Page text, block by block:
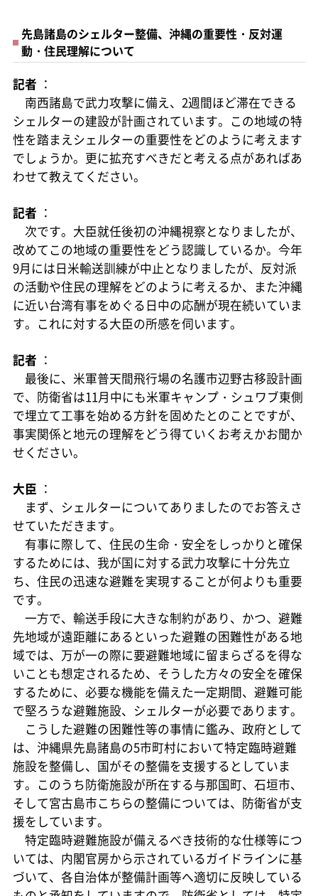
先島諸島のシェルター整備、沖縄の重要性・反対運
動・住民理解について
記者 ：
南西諸島で武力攻撃に備え、2週間ほど滞在できる
シェルターの建設が計画されています。この地域の特
性を踏まえシェルターの重要性をどのように考えます
でしょうか。更に拡充すべきだと考える点があればあ
わせて教えてください。
記者 ：
次です。大臣就任後初の沖縄視察となりましたが、
改めてこの地域の重要性をどう認識しているか。今年
9月には日米輸送訓練が中止となりましたが、反対派
の活動や住民の理解をどのように考えるか、また沖縄
に近い台湾有事をめぐる日中の応酬が現在続いていま
す。これに対する大臣の所感を伺います。
記者 ：
最後に、米軍普天間飛行場の名護市辺野古移設計画
で、防衛省は11月中にも米軍キャンプ・シュワブ東側
で埋立て工事を始める方針を固めたとのことですが、
事実関係と地元の理解をどう得ていくお考えかお聞か
せください。
大臣 ：
まず、シェルターについてありましたのでお答えさ
せていただきます。
有事に際して、住民の生命・安全をしっかりと確保
するためには、我が国に対する武力攻撃に十分先立
ち、住民の迅速な避難を実現することが何よりも重要
です。
一方で、輸送手段に大きな制約があり、かつ、避難
先地域が遠距離にあるといった避難の困難性がある地
域では、万が一の際に要避難地域に留まらざるを得な
いことも想定されるため、そうした方々の安全を確保
するために、必要な機能を備えた一定期間、避難可能
で堅ろうな避難施設、シェルターが必要であります。
こうした避難の困難性等の事情に鑑み、政府として
は、沖縄県先島諸島の5市町村において特定臨時避難
施設を整備し、国がその整備を支援するとしていま
す。このうち防衛施設が所在する与那国町、石垣市、
そして宮古島市こちらの整備については、防衛省が支
援をしています。
特定臨時避難施設が備えるべき技術的な仕様等につ
いては、内閣官房から示されているガイドラインに基
づいて、各自治体が整備計画等へ適切に反映している